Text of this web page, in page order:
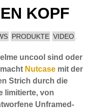
KOPF
PRODUKTE VIDEO
uncool sind oder
Nutcase mit der
Strich durch die
limitierte, von
Unframed-